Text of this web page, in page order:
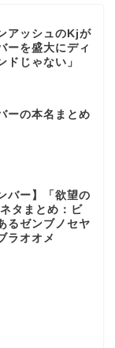
アッシュのKjが
ーを盛大にディ
ドじゃない」
ーの本名まとめ
バー】「欲望の
タまとめ：ビ
るゼンブノセヤ
ラオオメ